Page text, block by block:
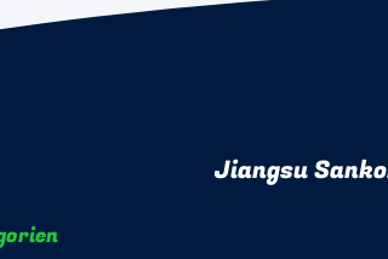
Jiangsu